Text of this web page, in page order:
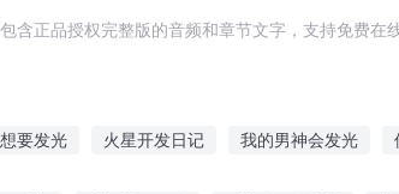
正品授权完整版的音频和章节文字，支持免费在
要发光 火星开发日记 我的男神会发光